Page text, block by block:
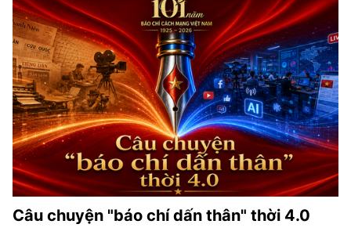
Câu chuyện "báo chí dấn thân" thời 4.0